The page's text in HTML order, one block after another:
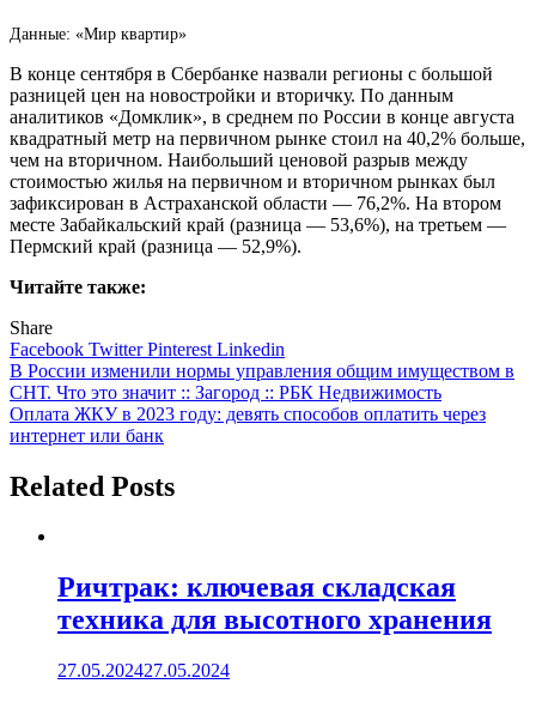
Данные: «Мир квартир»
В конце сентября в Сбербанке назвали регионы с большой
разницей цен на новостройки и вторичку. По данным
аналитиков «Домклик», в среднем по России в конце августа
квадратный метр на первичном рынке стоил на 40,2% больше,
чем на вторичном. Наибольший ценовой разрыв между
стоимостью жилья на первичном и вторичном рынках был
зафиксирован в Астраханской области — 76,2%. На втором
месте Забайкальский край (разница — 53,6%), на третьем —
Пермский край (разница — 52,9%).
Читайте также:
Share
Facebook TwitterPinterest Linkedin
Навигация
по
записям
В России изменили нормы управления общим имуществом в
СНТ. Что это значит :: Загород :: РБК Недвижимость
Оплата ЖКУ в 2023 году: девять способов оплатить через
интернет или банк
Related Posts
Ричтрак: ключевая складская
техника для высотного хранения
27.05.202427.05.2024